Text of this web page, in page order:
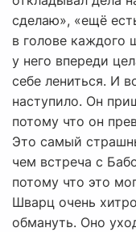
сделаю», «ещё
в голове каждого
у него впереди
себе лениться. И
наступило. Он
потому что он
Это самый
чем встреча с
потому что это
Шварц очень
обмануть. Оно